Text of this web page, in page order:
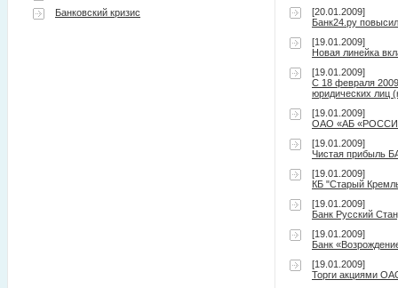
Банковский кризис
[20.01.2009]
Банк24.ру
[19.01.2009]
Новая линейка
[19.01.2009]
С 18 февраля
юридических лиц
[19.01.2009]
ОАО «АБ
[19.01.2009]
Чистая прибыль
[19.01.2009]
КБ "Старый
[19.01.2009]
Банк Русский
[19.01.2009]
Банк
[19.01.2009]
Торги акциями